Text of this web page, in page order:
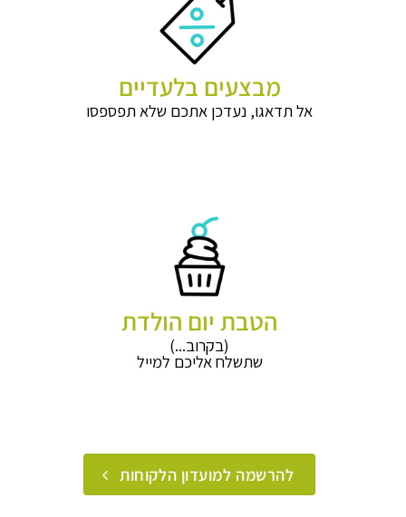
מבצעים בלעדיים
אל תדאגו, נעדכן אתכם שלא תפספסו
הטבת יום הולדת
(בקרוב...)
שתשלח אליכם למייל
להרשמה למועדון הלקוחות